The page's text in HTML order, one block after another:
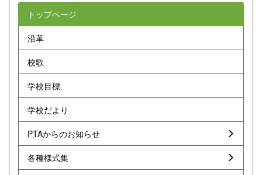
トップページ
沿革
校歌
学校目標
学校だより
PTAからのお知らせ
各種様式集